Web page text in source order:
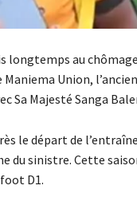
longtemps au
Union,
Sa Majesté Sanga
le départ de
du sinistre. Cette
D1.